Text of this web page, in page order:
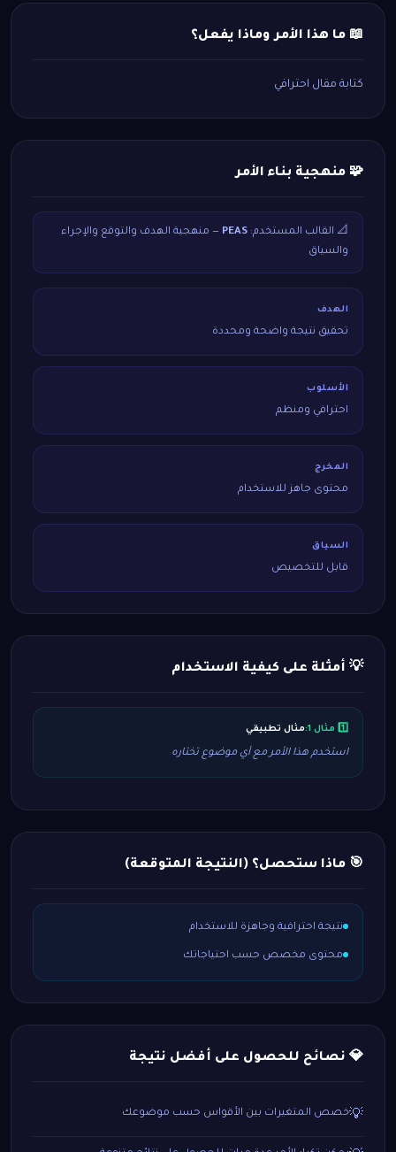
📖 ما هذا الأمر وماذا يفعل؟
كتابة مقال احترافي
🧩 منهجية بناء الأمر
📐 القالب المستخدم: PEAS — منهجية الهدف والتوقع والإجراء
والسياق
الهدف
تحقيق نتيجة واضحة ومحددة
الأسلوب
احترافي ومنظم
المخرج
محتوى جاهز للاستخدام
السياق
قابل للتخصيص
💡 أمثلة على كيفية الاستخدام
1️⃣ مثال 1: مثال تطبيقي
استخدم هذا الأمر مع أي موضوع تختاره
🎯 ماذا ستحصل؟ (النتيجة المتوقعة)
نتيجة احترافية وجاهزة للاستخدام
محتوى مخصص حسب احتياجاتك
💎 نصائح للحصول على أفضل نتيجة
💡خصص المتغيرات بين الأقواس حسب موضوعك